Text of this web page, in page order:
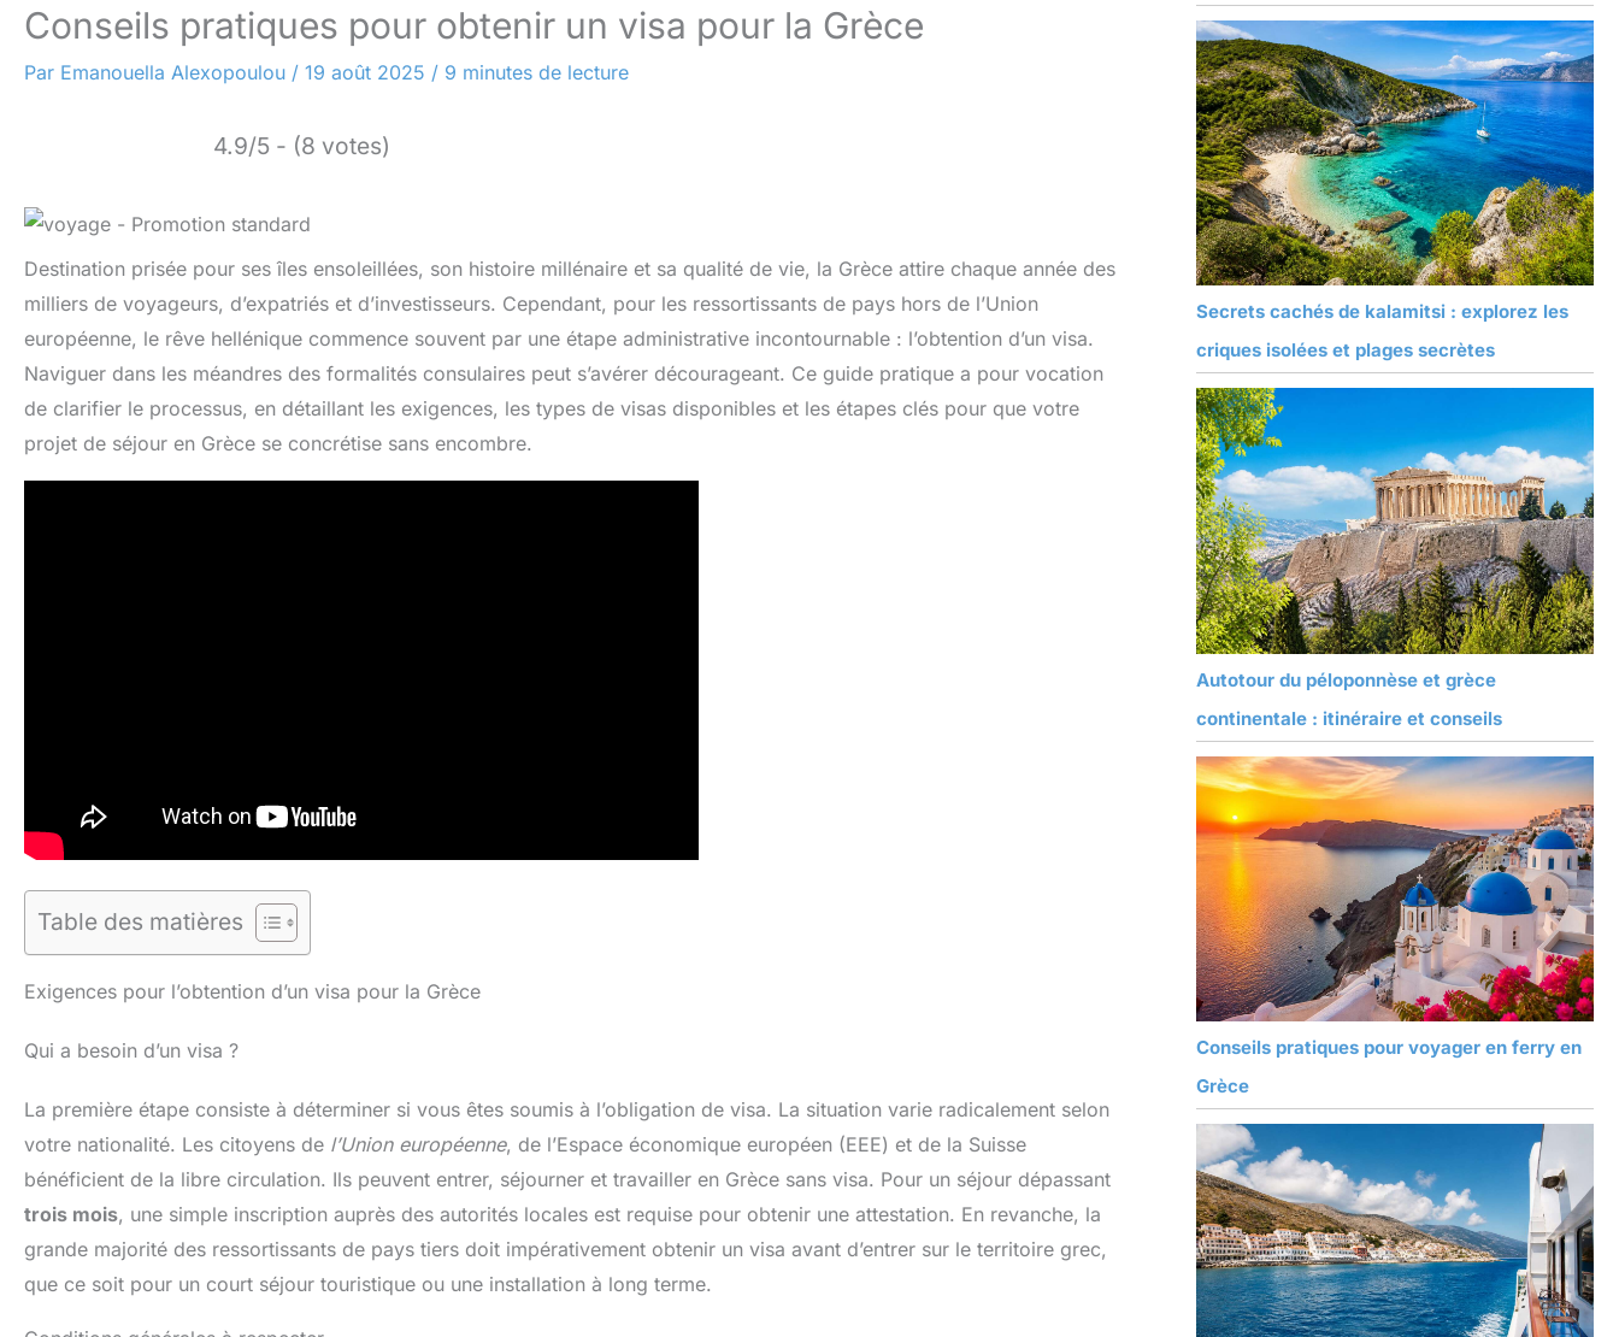
Conseils pratiques pour obtenir un visa pour la Grèce
Par Emanouella Alexopoulou / 19 août 2025 / 9 minutes de lecture
4.9/5 - (8 votes)
Destination prisée pour ses îles ensoleillées, son histoire millénaire et sa qualité de vie, la Grèce attire chaque année des
milliers de voyageurs, d’expatriés et d’investisseurs. Cependant, pour les ressortissants de pays hors de l’Union
européenne, le rêve hellénique commence souvent par une étape administrative incontournable : l’obtention d’un visa.
Naviguer dans les méandres des formalités consulaires peut s’avérer décourageant. Ce guide pratique a pour vocation
de clarifier le processus, en détaillant les exigences, les types de visas disponibles et les étapes clés pour que votre
projet de séjour en Grèce se concrétise sans encombre.
Table des matières
Exigences pour l’obtention d’un visa pour la Grèce
Qui a besoin d’un visa ?
La première étape consiste à déterminer si vous êtes soumis à l’obligation de visa. La situation varie radicalement selon
votre nationalité. Les citoyens de l’Union européenne, de l’Espace économique européen (EEE) et de la Suisse
bénéficient de la libre circulation. Ils peuvent entrer, séjourner et travailler en Grèce sans visa. Pour un séjour dépassant
trois mois, une simple inscription auprès des autorités locales est requise pour obtenir une attestation. En revanche, la
grande majorité des ressortissants de pays tiers doit impérativement obtenir un visa avant d’entrer sur le territoire grec,
que ce soit pour un court séjour touristique ou une installation à long terme.
Secrets cachés de kalamitsi : explorez les
criques isolées et plages secrètes
Autotour du péloponnèse et grèce
continentale : itinéraire et conseils
Conseils pratiques pour voyager en ferry en
Grèce